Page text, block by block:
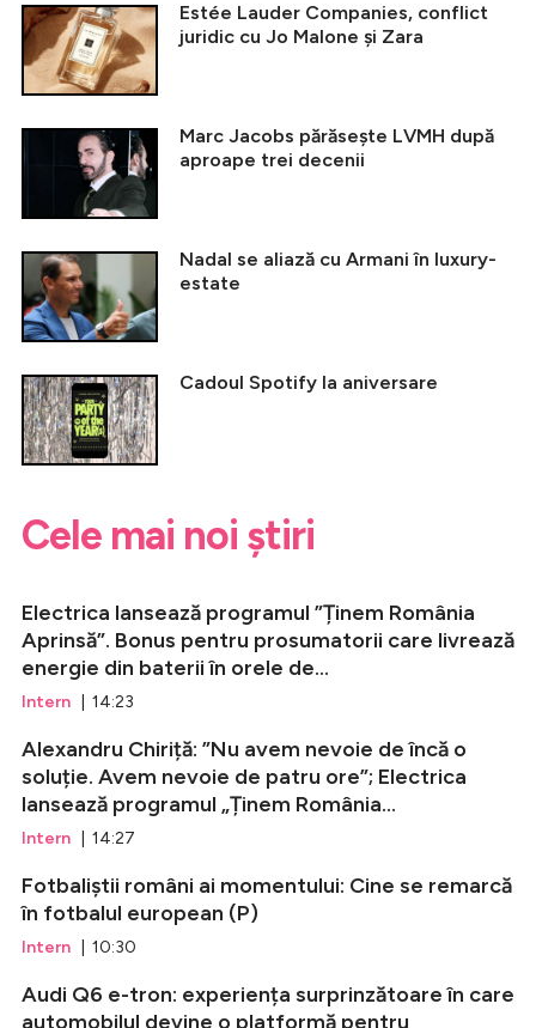
Estée Lauder Companies, conflict
juridic cu Jo Malone și Zara
Marc Jacobs părăsește LVMH după
aproape trei decenii
Nadal se aliază cu Armani în luxury-
estate
Cadoul Spotify la aniversare
Cele mai noi știri
Electrica lansează programul ”Ținem România
Aprinsă”. Bonus pentru prosumatorii care livrează
energie din baterii în orele de...
Intern | 14:23
Alexandru Chiriță: ”Nu avem nevoie de încă o
soluție. Avem nevoie de patru ore”; Electrica
lansează programul „Ținem România...
Intern | 14:27
Fotbaliștii români ai momentului: Cine se remarcă
în fotbalul european (P)
Intern | 10:30
Audi Q6 e-tron: experiența surprinzătoare în care
automobilul devine o platformă pentru